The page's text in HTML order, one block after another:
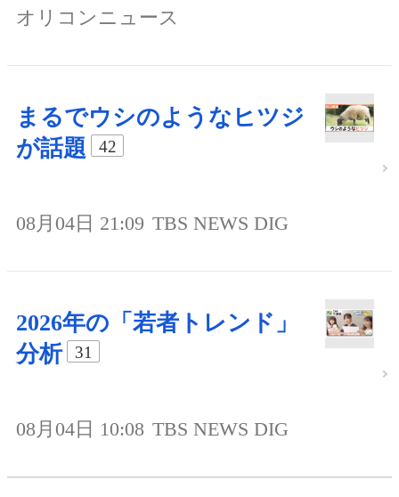
オリコンニュース
まるでウシのようなヒツジ
が話題
42
08月04日 21:09 TBS NEWS DIG
2026年の「若者トレンド」
分析
31
08月04日 10:08 TBS NEWS DIG